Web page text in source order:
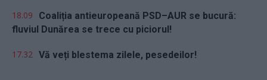
18.09
Coaliția antieuropeană PSD–AUR se bucură:
fluviul Dunărea se trece cu piciorul!
17.32 Vă veți blestema zilele, pesedeilor!